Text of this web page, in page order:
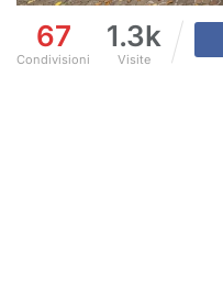
67
Condivisioni
1.3k
Visite